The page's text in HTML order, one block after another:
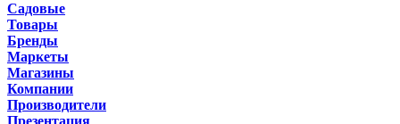
Садовые
Товары
Бренды
Маркеты
Магазины
Компании
Производители
Презентация